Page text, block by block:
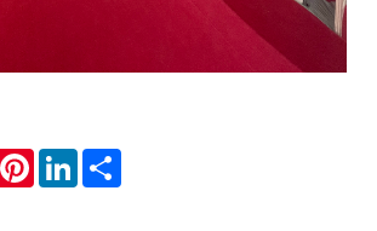
PinterestLinkedIn